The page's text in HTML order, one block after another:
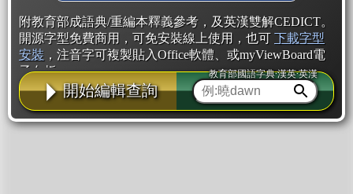
附教育部成語典/重編本釋義參考，及英漢雙解CEDICT。
開源字型免費商用，可免安裝線上使用，也可 下載字型
安裝 ，注音字可複製貼入Office軟體、或myViewBoard電
子白板。
辭典使用方法 注音IVS字型編輯器
開始編輯查詢
教育部國語字典·漢英·英漢